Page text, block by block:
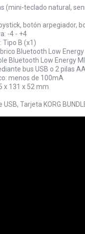
(mini-teclado natural,
botón arpegiador,
-4 - +4
Tipo B (x1)
Bluetooth Low
Bluetooth Low Energy
bus USB o 2 pilas AA
menos de 100mA
x 131 x 52 mm
Tarjeta KORG